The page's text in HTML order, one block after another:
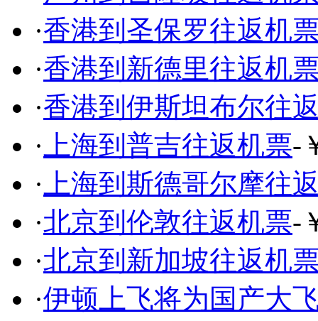
·香港到圣保罗往返机
·香港到新德里往返机
·香港到伊斯坦布尔往
· 上海到普吉往返机票-
· 上海到斯德哥尔摩往
·北京到伦敦往返机票-
·北京到新加坡往返机
·伊顿上飞将为国产大